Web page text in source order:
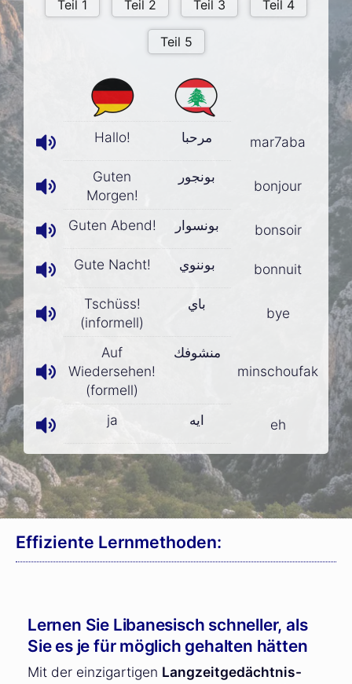
Hallo! مرحبا mar7aba
Guten
Morgen!
بونجور
bonjour
Guten Abend! بونسوار bonsoir
Gute Nacht! بوننوي bonnuit
Tschüss!
(informell)
باي
bye
Auf
Wiedersehen!
(formell)
منشوفك
minschoufak
ja ايه eh
Effiziente Lernmethoden:
Lernen Sie Libanesisch schneller, als
Sie es je für möglich gehalten hätten
Mit der einzigartigen Langzeitgedächtnis-